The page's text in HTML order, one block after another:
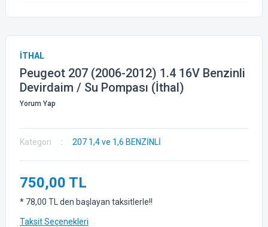
İTHAL
Peugeot 207 (2006-2012) 1.4 16V Benzinli
Devirdaim / Su Pompası (İthal)
Yorum Yap
Kategori 207 1,4 ve 1,6 BENZİNLİ
750,00 TL
* 78,00 TL den başlayan taksitlerle!!
Taksit Seçenekleri